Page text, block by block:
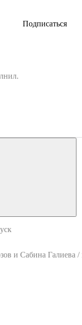
Подписаться
и Сабина Галиева /